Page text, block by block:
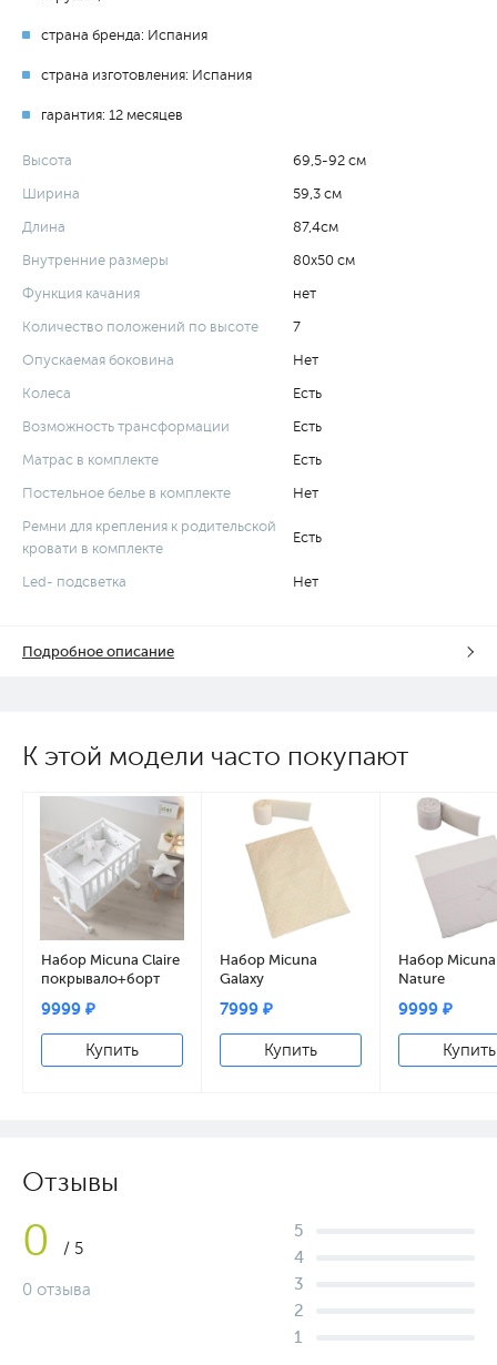
страна бренда: Испания
страна изготовления: Испания
гарантия: 12 месяцев
Высота
69,5-92 см
Ширина
59,3 см
Длина
87,4см
Внутренние размеры
80х50 см
Функция качания
нет
Количество положений по высоте
7
Опускаемая боковина
Нет
Колеса
Есть
Возможность трансформации
Есть
Матрас в комплекте
Есть
Постельное белье в комплекте
Нет
Ремни для крепления к родительской
кровати в комплекте
Есть
Led- подсветка Нет
Подробное описание
К этой модели часто покупают
Набор Micuna Claire
покрывало+борт
934
9999 ₽
Купить
Набор Micuna
Galaxy
для колыбели TX-
934 beige
7999 ₽
Купить
Набор Micuna
Nature
для колыбели
934 beige
9999 ₽
Купить
Отзывы
0 / 5
0 отзыва
5
4
3
2
1